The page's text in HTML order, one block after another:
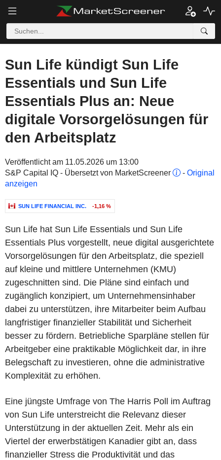
Sun Life kündigt Sun Life
Essentials und Sun Life
Essentials Plus an: Neue
digitale Vorsorgelösungen für
den Arbeitsplatz
Veröffentlicht am 11.05.2026 um 13:00
S&P Capital IQ - Übersetzt von MarketScreener
- Original
anzeigen
SUN LIFE FINANCIAL INC. -1,16 %
Sun Life hat Sun Life Essentials und Sun Life
Essentials Plus vorgestellt, neue digital ausgerichtete
Vorsorgelösungen für den Arbeitsplatz, die speziell
auf kleine und mittlere Unternehmen (KMU)
zugeschnitten sind. Die Pläne sind einfach und
zugänglich konzipiert, um Unternehmensinhaber
dabei zu unterstützen, ihre Mitarbeiter beim Aufbau
langfristiger finanzieller Stabilität und Sicherheit
besser zu fördern. Betriebliche Sparpläne stellen für
Arbeitgeber eine praktikable Möglichkeit dar, in ihre
Belegschaft zu investieren, ohne die administrative
Komplexität zu erhöhen.
Eine jüngste Umfrage von The Harris Poll im Auftrag
von Sun Life unterstreicht die Relevanz dieser
Unterstützung in der aktuellen Zeit. Mehr als ein
Viertel der erwerbstätigen Kanadier gibt an, dass
finanzieller Stress die Produktivität und das